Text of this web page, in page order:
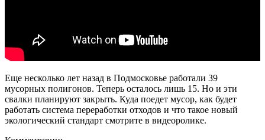
Еще несколько лет назад в Подмосковье работали 39
мусорных полигонов. Теперь осталось лишь 15. Но и эти
свалки планируют закрыть. Куда поедет мусор, как будет
работать система переработки отходов и что такое новый
экологический стандарт смотрите в видеоролике.